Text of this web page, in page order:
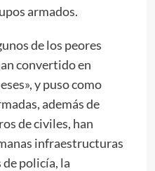
armados.
de los peores
convertido en
y puso como
además de
de civiles, han
infraestructuras
policía, la